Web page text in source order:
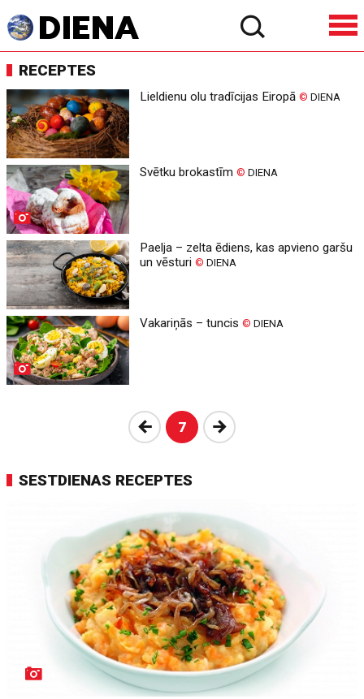
RECEPTES
Lieldienu olu tradīcijas Eiropā© DIENA
Svētku brokastīm© DIENA
Paelja – zelta ēdiens, kas apvieno garšu
un vēsturi© DIENA
Vakariņās – tuncis© DIENA
Atpakaļ
7 Nākošā
SESTDIENAS RECEPTES